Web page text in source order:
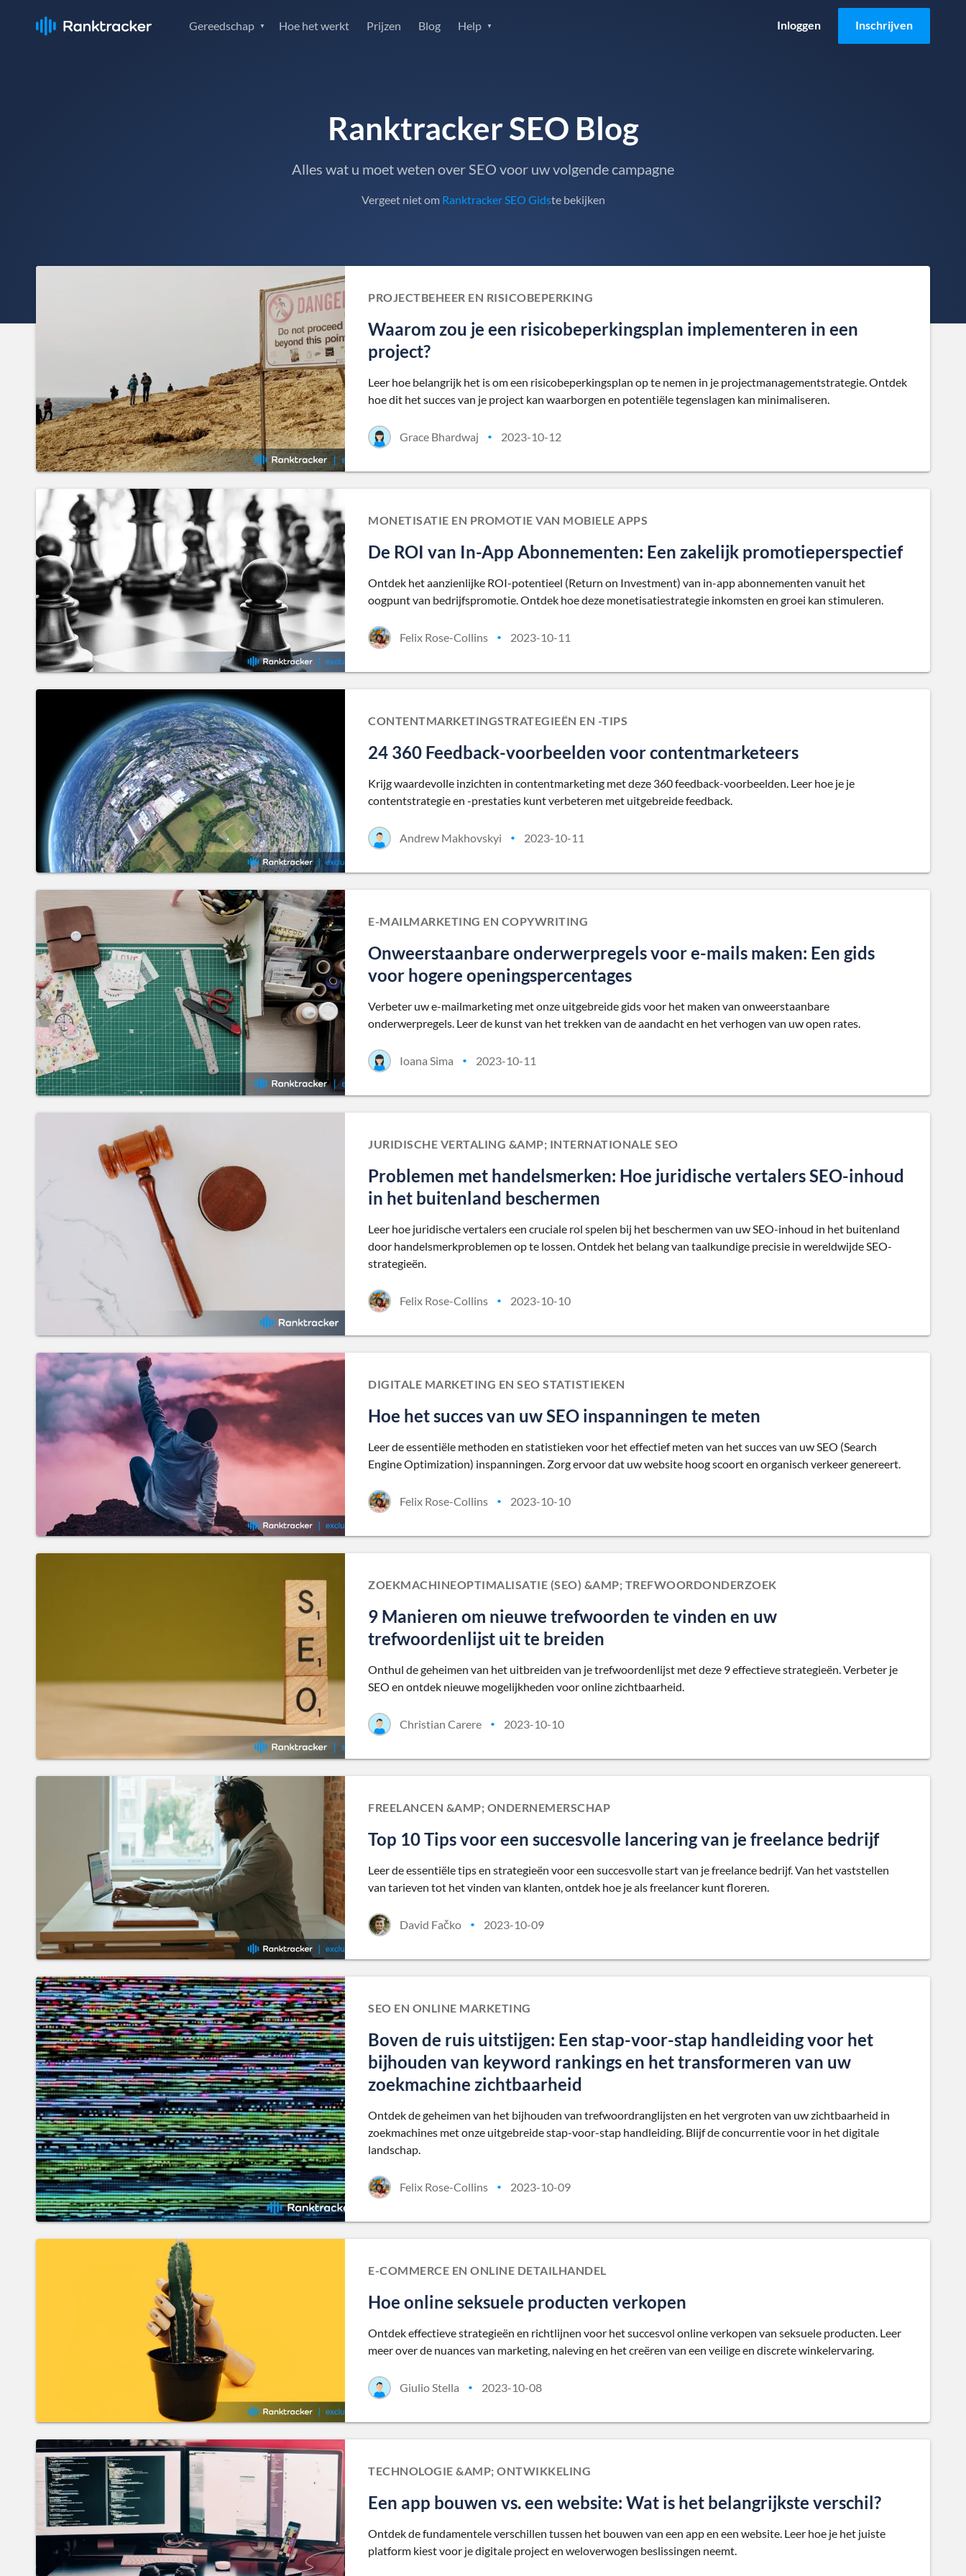
Gereedschap Hoe het werkt Prijzen Blog Help Inloggen Inschrijven
Ranktracker SEO Blog
Alles wat u moet weten over SEO voor uw volgende campagne
Vergeet niet om Ranktracker SEO Gidste bekijken
PROJECTBEHEER EN RISICOBEPERKING
Waarom zou je een risicobeperkingsplan implementeren in een
project?
Leer hoe belangrijk het is om een risicobeperkingsplan op te nemen in je projectmanagementstrategie. Ontdek
hoe dit het succes van je project kan waarborgen en potentiële tegenslagen kan minimaliseren.
Grace Bhardwaj • 2023-10-12
MONETISATIE EN PROMOTIE VAN MOBIELE APPS
De ROI van In-App Abonnementen: Een zakelijk promotieperspectief
Ontdek het aanzienlijke ROI-potentieel (Return on Investment) van in-app abonnementen vanuit het
oogpunt van bedrijfspromotie. Ontdek hoe deze monetisatiestrategie inkomsten en groei kan stimuleren.
Felix Rose-Collins • 2023-10-11
CONTENTMARKETINGSTRATEGIEËN EN -TIPS
24 360 Feedback-voorbeelden voor contentmarketeers
Krijg waardevolle inzichten in contentmarketing met deze 360 feedback-voorbeelden. Leer hoe je je
contentstrategie en -prestaties kunt verbeteren met uitgebreide feedback.
Andrew Makhovskyi • 2023-10-11
E-MAILMARKETING EN COPYWRITING
Onweerstaanbare onderwerpregels voor e-mails maken: Een gids
voor hogere openingspercentages
Verbeter uw e-mailmarketing met onze uitgebreide gids voor het maken van onweerstaanbare
onderwerpregels. Leer de kunst van het trekken van de aandacht en het verhogen van uw open rates.
Ioana Sima • 2023-10-11
JURIDISCHE VERTALING &AMP; INTERNATIONALE SEO
Problemen met handelsmerken: Hoe juridische vertalers SEO-inhoud
in het buitenland beschermen
Leer hoe juridische vertalers een cruciale rol spelen bij het beschermen van uw SEO-inhoud in het buitenland
door handelsmerkproblemen op te lossen. Ontdek het belang van taalkundige precisie in wereldwijde SEO-
strategieën.
Felix Rose-Collins • 2023-10-10
DIGITALE MARKETING EN SEO STATISTIEKEN
Hoe het succes van uw SEO inspanningen te meten
Leer de essentiële methoden en statistieken voor het effectief meten van het succes van uw SEO (Search
Engine Optimization) inspanningen. Zorg ervoor dat uw website hoog scoort en organisch verkeer genereert.
Felix Rose-Collins • 2023-10-10
ZOEKMACHINEOPTIMALISATIE (SEO) &AMP; TREFWOORDONDERZOEK
9 Manieren om nieuwe trefwoorden te vinden en uw
trefwoordenlijst uit te breiden
Onthul de geheimen van het uitbreiden van je trefwoordenlijst met deze 9 effectieve strategieën. Verbeter je
SEO en ontdek nieuwe mogelijkheden voor online zichtbaarheid.
Christian Carere • 2023-10-10
FREELANCEN &AMP; ONDERNEMERSCHAP
Top 10 Tips voor een succesvolle lancering van je freelance bedrijf
Leer de essentiële tips en strategieën voor een succesvolle start van je freelance bedrijf. Van het vaststellen
van tarieven tot het vinden van klanten, ontdek hoe je als freelancer kunt floreren.
David Fačko • 2023-10-09
SEO EN ONLINE MARKETING
Boven de ruis uitstijgen: Een stap-voor-stap handleiding voor het
bijhouden van keyword rankings en het transformeren van uw
zoekmachine zichtbaarheid
Ontdek de geheimen van het bijhouden van trefwoordranglijsten en het vergroten van uw zichtbaarheid in
zoekmachines met onze uitgebreide stap-voor-stap handleiding. Blijf de concurrentie voor in het digitale
landschap.
Felix Rose-Collins • 2023-10-09
E-COMMERCE EN ONLINE DETAILHANDEL
Hoe online seksuele producten verkopen
Ontdek effectieve strategieën en richtlijnen voor het succesvol online verkopen van seksuele producten. Leer
meer over de nuances van marketing, naleving en het creëren van een veilige en discrete winkelervaring.
Giulio Stella • 2023-10-08
TECHNOLOGIE &AMP; ONTWIKKELING
Een app bouwen vs. een website: Wat is het belangrijkste verschil?
Ontdek de fundamentele verschillen tussen het bouwen van een app en een website. Leer hoe je het juiste
platform kiest voor je digitale project en weloverwogen beslissingen neemt.